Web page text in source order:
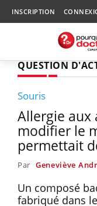
INSCRIPTION
QUESTION
Souris
Allergie aux
modifier le
permettait
Par Geneviève
Un composé
fabriqué dans